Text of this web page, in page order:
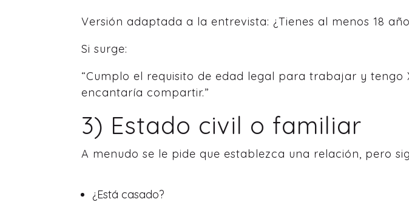
Versión adaptada a la entrevista: ¿Tienes al menos 18
Si surge:
“Cumplo el requisito de edad legal para trabajar y
encantaría compartir.”
3) Estado civil o familiar
A menudo se le pide que establezca una relación, pero
¿Está casado?